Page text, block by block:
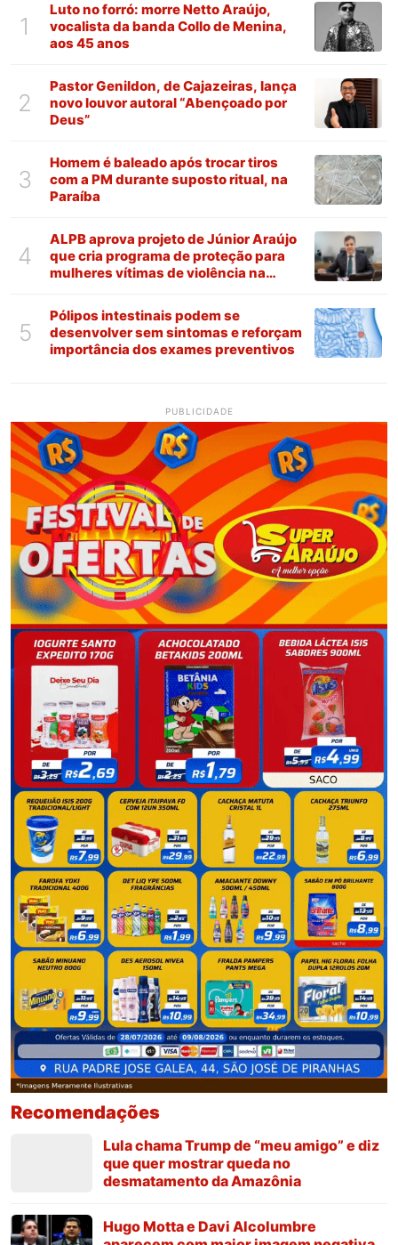
1
Luto no forró: morre Netto Araújo,
vocalista da banda Collo de Menina,
aos 45 anos
2
Pastor Genildon, de Cajazeiras, lança
novo louvor autoral “Abençoado por
Deus”
3
Homem é baleado após trocar tiros
com a PM durante suposto ritual, na
Paraíba
4
ALPB aprova projeto de Júnior Araújo
que cria programa de proteção para
mulheres vítimas de violência na
5
Pólipos intestinais podem se
desenvolver sem sintomas e reforçam
importância dos exames preventivos
PUBLICIDADE
Recomendações
Lula chama Trump de “meu amigo” e diz
que quer mostrar queda no
desmatamento da Amazônia
Hugo Motta e Davi Alcolumbre